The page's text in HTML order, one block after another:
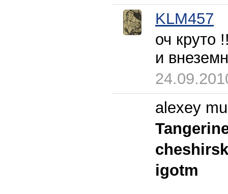
KLM457
оч круто
и
alexey
igotm